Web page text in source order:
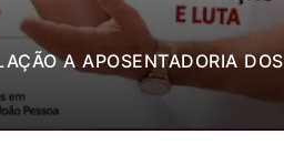
A APOSENTADORIA DOS